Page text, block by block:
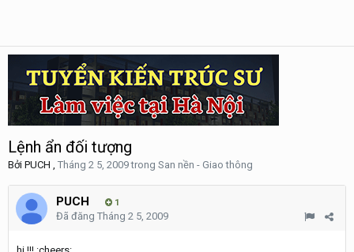
Lệnh ẩn đối tượng
Bởi PUCH , Tháng 2 5, 2009trong San nền - Giao thông
PUCH 1
Đã đăng Tháng 2 5, 2009